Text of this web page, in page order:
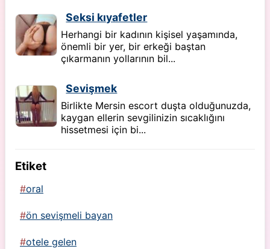
Seksi kıyafetler
Herhangi bir kadının kişisel yaşamında,
önemli bir yer, bir erkeği baştan
çıkarmanın yollarının bil...
Sevişmek
Birlikte Mersin escort duşta olduğunuzda,
kaygan ellerin sevgilinizin sıcaklığını
hissetmesi için bi...
Etiket
oral
ön sevişmeli bayan
otele gelen